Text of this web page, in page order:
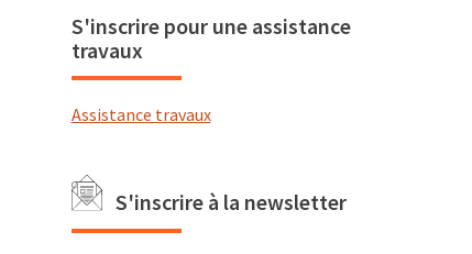
S'inscrire pour une assistance
travaux
Assistance travaux
S'inscrire à la newsletter